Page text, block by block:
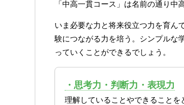
「中高一貫コース」は名前の通り中
いま必要な力と将来役立つ力を育ん
験につながる力を培う。シンプルな
っていくことができるでしょう。
・思考力・判断力・表現力
理解していることやできること